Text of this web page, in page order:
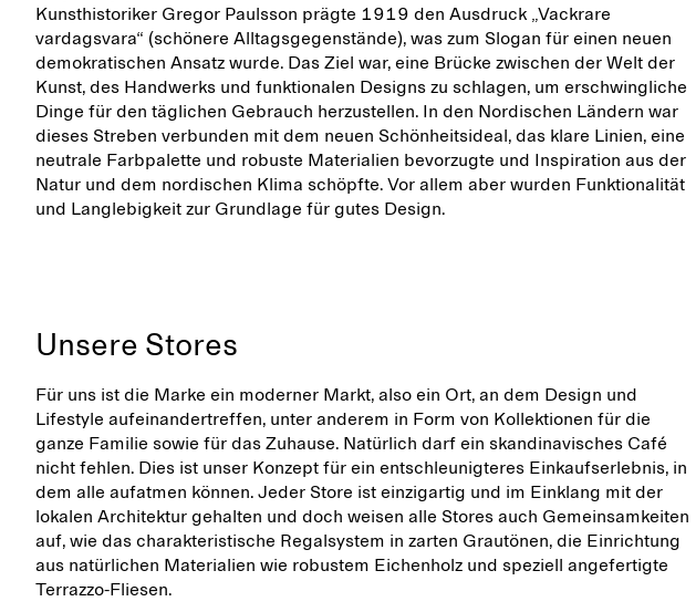
Kunsthistoriker Gregor Paulsson prägte 1919 den Ausdruck „Vackrare
vardagsvara“ (schönere Alltagsgegenstände), was zum Slogan für einen neuen
demokratischen Ansatz wurde. Das Ziel war, eine Brücke zwischen der Welt der
Kunst, des Handwerks und funktionalen Designs zu schlagen, um erschwingliche
Dinge für den täglichen Gebrauch herzustellen. In den Nordischen Ländern war
dieses Streben verbunden mit dem neuen Schönheitsideal, das klare Linien, eine
neutrale Farbpalette und robuste Materialien bevorzugte und Inspiration aus der
Natur und dem nordischen Klima schöpfte. Vor allem aber wurden Funktionalität
und Langlebigkeit zur Grundlage für gutes Design.
Unsere Stores
Für uns ist die Marke ein moderner Markt, also ein Ort, an dem Design und
Lifestyle aufeinandertreffen, unter anderem in Form von Kollektionen für die
ganze Familie sowie für das Zuhause. Natürlich darf ein skandinavisches Café
nicht fehlen. Dies ist unser Konzept für ein entschleunigteres Einkaufserlebnis, in
dem alle aufatmen können. Jeder Store ist einzigartig und im Einklang mit der
lokalen Architektur gehalten und doch weisen alle Stores auch Gemeinsamkeiten
auf, wie das charakteristische Regalsystem in zarten Grautönen, die Einrichtung
aus natürlichen Materialien wie robustem Eichenholz und speziell angefertigte
Terrazzo-Fliesen.